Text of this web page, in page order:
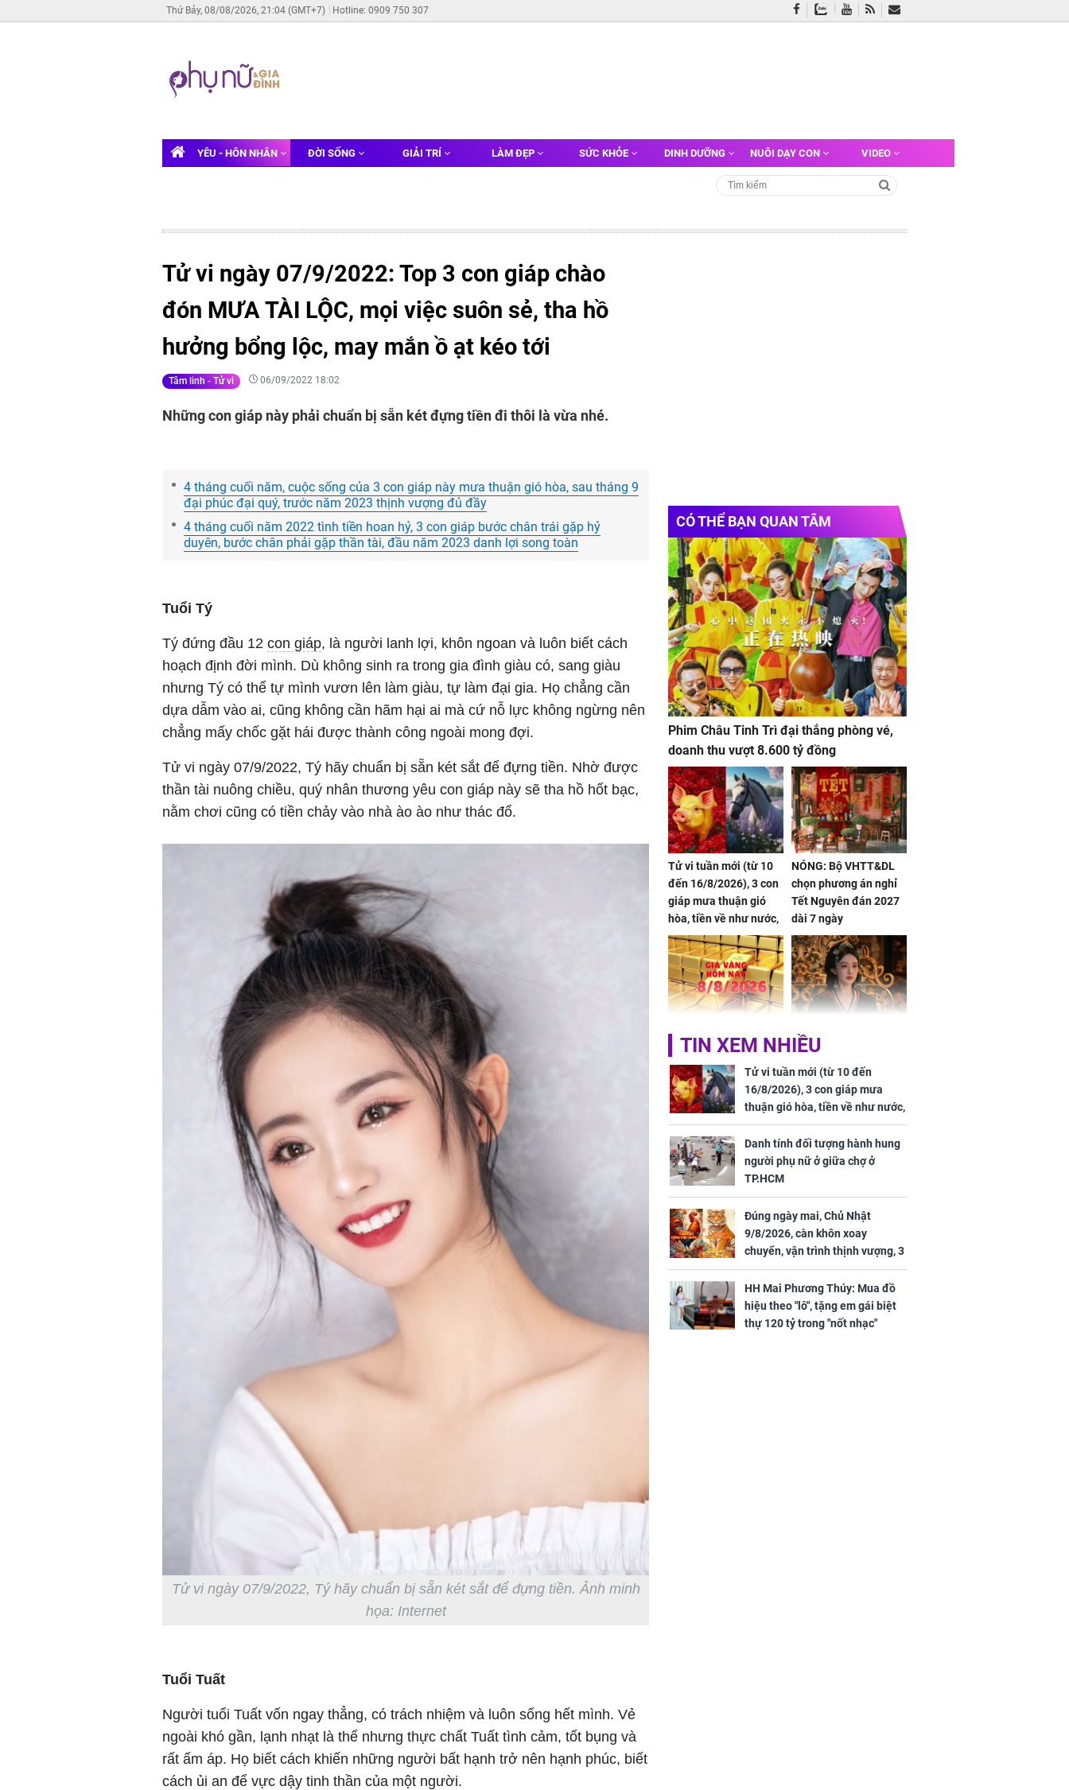
Thứ Bảy, 08/08/2026, 21:04 (GMT+7) Hotline: 0909 750 307
YÊU - HÔN NHÂN ĐỜI SỐNG GIẢI TRÍ LÀM ĐẸP SỨC KHỎE DINH DƯỠNG NUÔI DẠY CON VIDEO
Tử vi ngày 07/9/2022: Top 3 con giáp chào
đón MƯA TÀI LỘC, mọi việc suôn sẻ, tha hồ
hưởng bổng lộc, may mắn ồ ạt kéo tới
Tâm linh - Tử vi 06/09/2022 18:02
Những con giáp này phải chuẩn bị sẵn két đựng tiền đi thôi là vừa nhé.
4 tháng cuối năm, cuộc sống của 3 con giáp này mưa thuận gió hòa, sau tháng 9
đại phúc đại quý, trước năm 2023 thịnh vượng đủ đầy
4 tháng cuối năm 2022 tình tiền hoan hỷ, 3 con giáp bước chân trái gặp hỷ
duyên, bước chân phải gặp thần tài, đầu năm 2023 danh lợi song toàn
Tuổi Tý
Tý đứng đầu 12 con giáp, là người lanh lợi, khôn ngoan và luôn biết cách
hoạch định đời mình. Dù không sinh ra trong gia đình giàu có, sang giàu
nhưng Tý có thể tự mình vươn lên làm giàu, tự làm đại gia. Họ chẳng cần
dựa dẫm vào ai, cũng không cần hãm hại ai mà cứ nỗ lực không ngừng nên
chẳng mấy chốc gặt hái được thành công ngoài mong đợi.
Tử vi ngày 07/9/2022, Tý hãy chuẩn bị sẵn két sắt để đựng tiền. Nhờ được
thần tài nuông chiều, quý nhân thương yêu con giáp này sẽ tha hồ hốt bạc,
nằm chơi cũng có tiền chảy vào nhà ào ào như thác đổ.
Tử vi ngày 07/9/2022, Tý hãy chuẩn bị sẵn két sắt để đựng tiền. Ảnh minh
họa: Internet
Tuổi Tuất
Người tuổi Tuất vốn ngay thẳng, có trách nhiệm và luôn sống hết mình. Vẻ
ngoài khó gần, lạnh nhạt là thế nhưng thực chất Tuất tình cảm, tốt bụng và
rất ấm áp. Họ biết cách khiến những người bất hạnh trở nên hạnh phúc, biết
cách ủi an để vực dậy tinh thần của một người.
CÓ THỂ BẠN QUAN TÂM
Phim Châu Tinh Trì đại thắng phòng vé,
doanh thu vượt 8.600 tỷ đồng
Tử vi tuần mới (từ 10
đến 16/8/2026), 3 con
giáp mưa thuận gió
hòa, tiền về như nước,
bạc vàng dư dả, Phú
Quý Vinh Hoa, vận
trình khai sáng
NÓNG: Bộ VHTT&DL
chọn phương án nghỉ
Tết Nguyên đán 2027
dài 7 ngày
Giá vàng hôm nay,
ngày 8/8/2026: Tăng
vọt lên 144 triệu
đồng/lượng
'Bách Hoa Sát' vừa kết
thúc, Mạnh Tử Nghĩa
đã vướng tranh luận
Trong 4 ngày cuối
tháng 6 âm lịch, 3 con
giáp vượng phát Tài
Lộc, Phú Quý trăm bề,
đổi mệnh Phượng
Hoàng, ôm trọn cơ
ngơi đồ sộ
TIN XEM NHIỀU
Tử vi tuần mới (từ 10 đến
16/8/2026), 3 con giáp mưa
thuận gió hòa, tiền về như nước,
bạc vàng dư dả, Phú Quý Vinh
Hoa, vận trình khai sáng
Danh tính đối tượng hành hung
người phụ nữ ở giữa chợ ở
TP.HCM
Đúng ngày mai, Chủ Nhật
9/8/2026, càn khôn xoay
chuyển, vận trình thịnh vượng, 3
con giáp nhận phúc khí nhà trời,
tình tiền đỏ như son, vận may
hanh thông
HH Mai Phương Thúy: Mua đồ
hiệu theo "lô", tặng em gái biệt
thự 120 tỷ trong "nốt nhạc"